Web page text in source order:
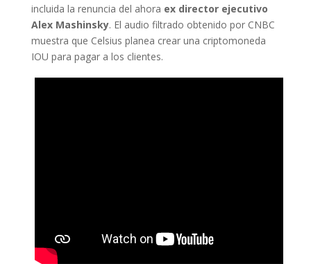
incluida la renuncia del ahora ex director ejecutivo
Alex Mashinsky. El audio filtrado obtenido por CNBC
muestra que Celsius planea crear una criptomoneda
IOU para pagar a los clientes.